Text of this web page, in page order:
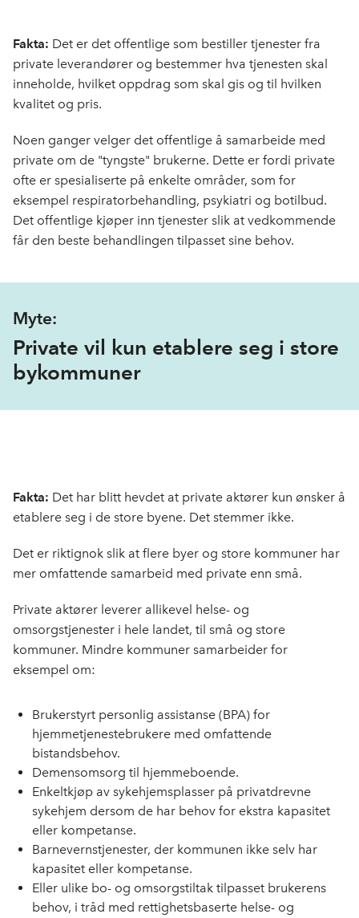
Fakta: Det er det offentlige som bestiller tjenester fra
private leverandører og bestemmer hva tjenesten skal
inneholde, hvilket oppdrag som skal gis og til hvilken
kvalitet og pris.
Noen ganger velger det offentlige å samarbeide med
private om de "tyngste" brukerne. Dette er fordi private
ofte er spesialiserte på enkelte områder, som for
eksempel respiratorbehandling, psykiatri og botilbud.
Det offentlige kjøper inn tjenester slik at vedkommende
får den beste behandlingen tilpasset sine behov.
Myte:
Private vil kun etablere seg i store
bykommuner
Fakta: Det har blitt hevdet at private aktører kun ønsker å
etablere seg i de store byene. Det stemmer ikke.
Det er riktignok slik at flere byer og store kommuner har
mer omfattende samarbeid med private enn små.
Private aktører leverer allikevel helse- og
omsorgstjenester i hele landet, til små og store
kommuner. Mindre kommuner samarbeider for
eksempel om:
Brukerstyrt personlig assistanse (BPA) for
hjemmetjenestebrukere med omfattende
bistandsbehov.
Demensomsorg til hjemmeboende.
Enkeltkjøp av sykehjemsplasser på privatdrevne
sykehjem dersom de har behov for ekstra kapasitet
eller kompetanse.
Barnevernstjenester, der kommunen ikke selv har
kapasitet eller kompetanse.
Eller u like bo- og omsorgstiltak tilpasset brukerens
behov, i tråd med rettighetsbaserte helse- og